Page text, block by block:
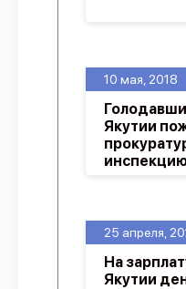
25 апреля,
На
Якутии
10 мая, 2018
Якутии